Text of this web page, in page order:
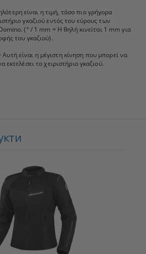
είναι η τιμή, τόσο πιο γρήγορα
γκαζιού εντός του εύρους των
(° / 1 mm = Η θηλή κινείται 1 mm για
του γκαζιού).
είναι η μέγιστη κίνηση που μπορεί να
εκτελέσει το χειριστήριο γκαζιού.